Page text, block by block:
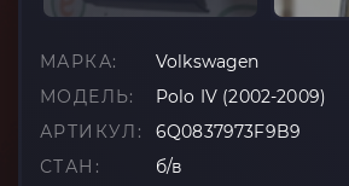
МАРКА:
Volkswagen
МОДЕЛЬ:
Polo IV (2002-2009)
АРТИКУЛ:
6Q0837973F9B9
СТАН:
б/в